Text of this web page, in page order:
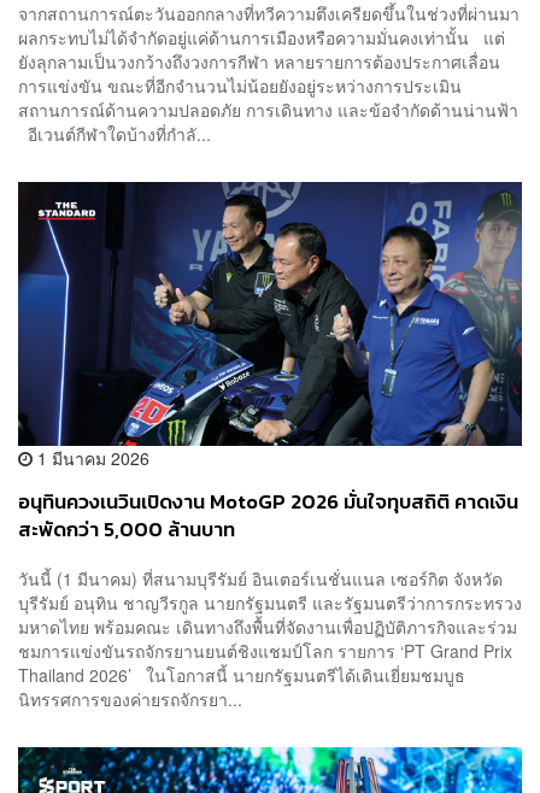
จากสถานการณ์ตะวันออกกลางที่ทวีความตึงเครียดขึ้นในช่วงที่ผ่านมา
ผลกระทบไม่ได้จำกัดอยู่แค่ด้านการเมืองหรือความมั่นคงเท่านั้น แต่
ยังลุกลามเป็นวงกว้างถึงวงการกีฬา หลายรายการต้องประกาศเลื่อน
การแข่งขัน ขณะที่อีกจำนวนไม่น้อยยังอยู่ระหว่างการประเมิน
สถานการณ์ด้านความปลอดภัย การเดินทาง และข้อจำกัดด้านน่านฟ้า
อีเวนต์กีฬาใดบ้างที่กำลั...
1 มีนาคม 2026
อนุทินควงเนวินเปิดงาน MotoGP 2026 มั่นใจทุบสถิติ คาดเงิน
สะพัดกว่า 5,000 ล้านบาท
วันนี้ (1 มีนาคม) ที่สนามบุรีรัมย์ อินเตอร์เนชั่นแนล เซอร์กิต จังหวัด
บุรีรัมย์ อนุทิน ชาญวีรกูล นายกรัฐมนตรี และรัฐมนตรีว่าการกระทรวง
มหาดไทย พร้อมคณะ เดินทางถึงพื้นที่จัดงานเพื่อปฏิบัติภารกิจและร่วม
ชมการแข่งขันรถจักรยานยนต์ชิงแชมป์โลก รายการ ‘PT Grand Prix
Thailand 2026’ ในโอกาสนี้ นายกรัฐมนตรีได้เดินเยี่ยมชมบูธ
นิทรรศการของค่ายรถจักรยา...